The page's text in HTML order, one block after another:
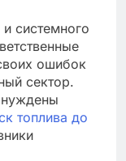
системного
ошибок
сектор.
топлива до